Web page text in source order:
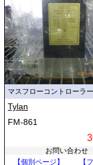
マスフローコントローラー
Tylan
FM-861
お問い合わせ
【個別ページ】
【